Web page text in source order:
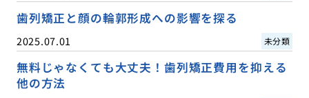
歯列矯正と顔の輪郭形成への影響を探る
2025.07.01 未分類
無料じゃなくても大丈夫！歯列矯正費用を抑える
他の方法